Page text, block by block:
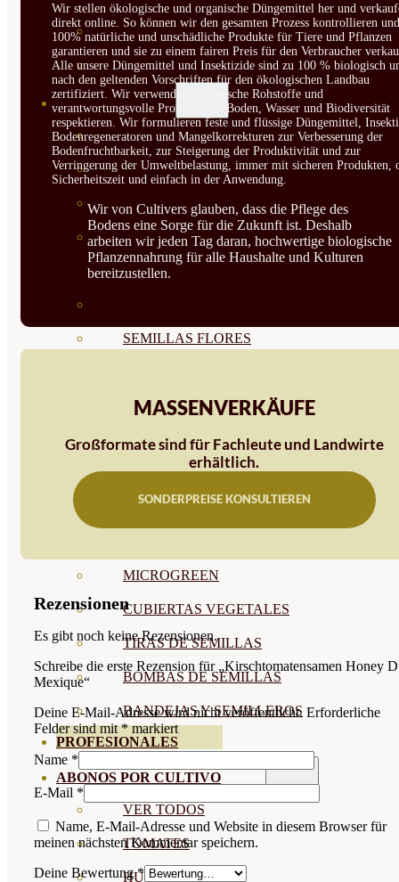
PLANTAS INTERIOR
GROWPUNCH
SEMILLAS
VER TODAS
BIODINÁMICAS DEMETER
HORTALIZA FRUTO
SEMILLAS HORTALIZA DE
HOJA
SEMILLAS FLORES
COMESTIBLES
SEMILLAS TRADICIONALES
SEMILLAS BRASICAS
SEMILLAS RAÍZ
MICROGREEN
CUBIERTAS VEGETALES
TIRAS DE SEMILLAS
BOMBAS DE SEMILLAS
BANDEJAS Y SEMILLEROS
PROFESIONALES
ABONOS POR CULTIVO
VER TODOS
TOMATES
HUERTO
Wir stellen ökologische und organische Düngemittel her und
direkt online. So können wir den gesamten Prozess kontrollieren und
100% natürliche und unschädliche Produkte für Tiere und Pflanzen
garantieren und sie zu einem fairen Preis für den Verbraucher
Alle unsere Düngemittel und Insektizide sind zu 100 % biologisch
nach den geltenden Vorschriften für den ökologischen Landbau
zertifiziert. Wir verwenden biologische Rohstoffe und
verantwortungsvolle Prozesse, die Boden, Wasser und Biodiversität
respektieren. Wir formulieren feste und flüssige Düngemittel,
Bodenregeneratoren und Mangelkorrekturen zur Verbesserung der
Bodenfruchtbarkeit, zur Steigerung der Produktivität und zur
Verringerung der Umweltbelastung, immer mit sicheren Produkten,
Sicherheitszeit und einfach in der Anwendung.
Wir von Cultivers glauben, dass die Pflege des
Bodens eine Sorge für die Zukunft ist. Deshalb
arbeiten wir jeden Tag daran, hochwertige biologische
Pflanzennahrung für alle Haushalte und Kulturen
bereitzustellen.
MASSENVERKÄUFE
Großformate sind für Fachleute und Landwirte
erhältlich.
SONDERPREISE KONSULTIEREN
Rezensionen
Es gibt noch keine Rezensionen.
Schreibe die erste Rezension für „Kirschtomatensamen Honey
Mexique“
Deine E-Mail-Adresse wird nicht veröffentlicht. Erforderliche
Felder sind mit*markiert
Name *
E-Mail *
Name, E-Mail-Adresse und Website in diesem Browser für
meinen nächsten Kommentar speichern.
Deine Bewertung*